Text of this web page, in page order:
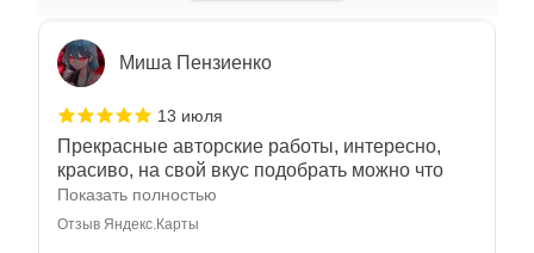
Миша Пензиенко
13 июля
Прекрасные авторские работы, интересно,
красиво, на свой вкус подобрать можно что
угодно
Показать полностью
Отзыв Яндекс.Карты